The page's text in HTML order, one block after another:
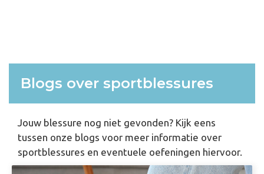
Blogs over sportblessures
Jouw blessure nog niet gevonden? Kijk eens
tussen onze blogs voor meer informatie over
sportblessures en eventuele oefeningen hiervoor.